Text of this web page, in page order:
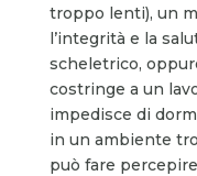
troppo lenti), un
l’integrità e la
scheletrico,
costringe a un
impedisce di
in un ambiente
può fare